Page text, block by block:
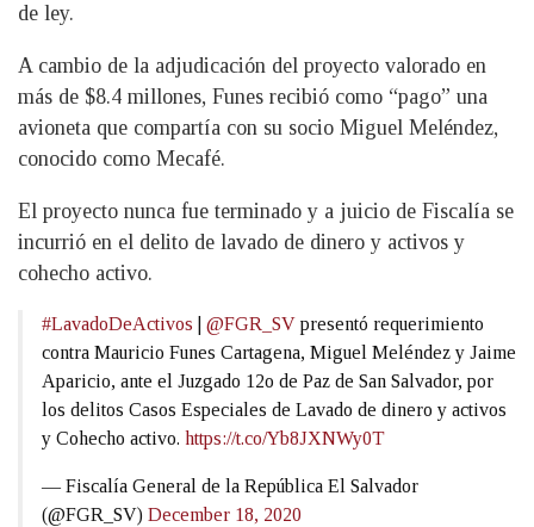
de ley.
A cambio de la adjudicación del proyecto valorado en
más de $8.4 millones, Funes recibió como “pago” una
avioneta que compartía con su socio Miguel Meléndez,
conocido como Mecafé.
El proyecto nunca fue terminado y a juicio de Fiscalía se
incurrió en el delito de lavado de dinero y activos y
cohecho activo.
#LavadoDeActivos @FGR_SV presentó requerimiento
contra Mauricio Funes Cartagena, Miguel Meléndez y Jaime
Aparicio, ante el Juzgado 12o de Paz de San Salvador, por
los delitos Casos Especiales de Lavado de dinero y activos
y Cohecho activo. https://t.co/Yb8JXNWy0T
— Fiscalía General de la República El Salvador
(@FGR_SV) December 18, 2020